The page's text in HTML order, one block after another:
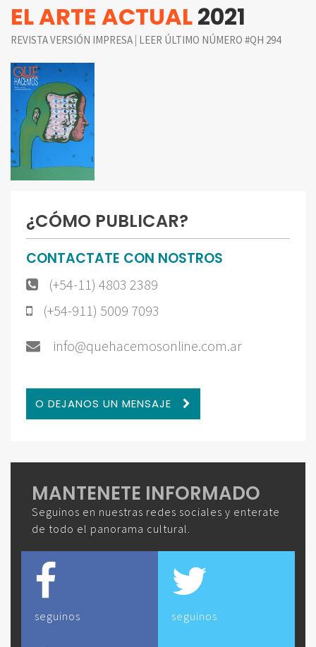
EL ARTE ACTUAL2021
REVISTA VERSIÓN IMPRESA | LEER ÚLTIMO NÚMERO #QH 294
¿CÓMO PUBLICAR?
CONTACTATE CON NOSTROS
(+54-11) 4803 2389
(+54-911) 5009 7093
info@quehacemosonline.com.ar
O DEJANOS UN MENSAJE
MANTENETE INFORMADO
Seguinos en nuestras redes sociales y enterate
de todo el panorama cultural.
seguinos seguinos